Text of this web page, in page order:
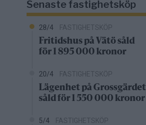
Senaste fastighetsköp
28/4 FASTIGHETSKÖP
Fritidshus på Vätö såld
för 1 895 000 kronor
20/4 FASTIGHETSKÖP
Lägenhet på Grossgärdet
såld för 1 550 000 kronor
5/4 FASTIGHETSKÖP